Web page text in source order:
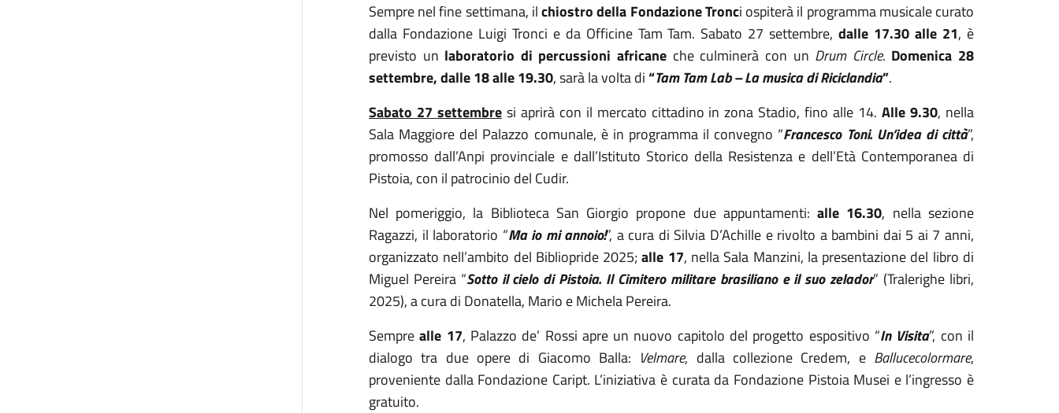
Sempre nel fine settimana, ilchiostro della Fondazione Tronci ospiterà il programma musicale curato
dalla Fondazione Luigi Tronci e da Officine Tam Tam. Sabato 27 settembre,dalle 17.30 alle 21, è
previsto un laboratorio di percussioni africane che culminerà con un Drum Circle. Domenica 28
settembre, dalle 18 alle 19.30, sarà la volta di“Tam Tam Lab – La musica di Riciclandia”.
Sabato 27 settembresi aprirà con il mercato cittadino in zona Stadio, fino alle 14.Alle 9.30, nella
Sala Maggiore del Palazzo comunale, è in programma il convegno “Francesco Toni. Un’idea di città”,
promosso dall’Anpi provinciale e dall’Istituto Storico della Resistenza e dell’Età Contemporanea di
Pistoia, con il patrocinio del Cudir.
Nel pomeriggio, la Biblioteca San Giorgio propone due appuntamenti:alle 16.30, nella sezione
Ragazzi, il laboratorio “Ma io mi annoio!”, a cura di Silvia D’Achille e rivolto a bambini dai 5 ai 7 anni,
organizzato nell’ambito del Bibliopride 2025;alle 17, nella Sala Manzini, la presentazione del libro di
Miguel Pereira “Sotto il cielo di Pistoia. Il Cimitero militare brasiliano e il suo zelador” (Tralerighe libri,
2025), a cura di Donatella, Mario e Michela Pereira.
Semprealle 17, Palazzo de’ Rossi apre un nuovo capitolo del progetto espositivo “In Visita”, con il
dialogo tra due opere di Giacomo Balla: Velmare, dalla collezione Credem, eBallucecolormare,
proveniente dalla Fondazione Caript. L’iniziativa è curata da Fondazione Pistoia Musei e l’ingresso è
gratuito.